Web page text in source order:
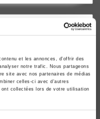
et les annonces, d'offrir des
notre trafic. Nous partageons
site avec nos partenaires de médias
celles-ci avec d'autres
collectées lors de votre utilisation